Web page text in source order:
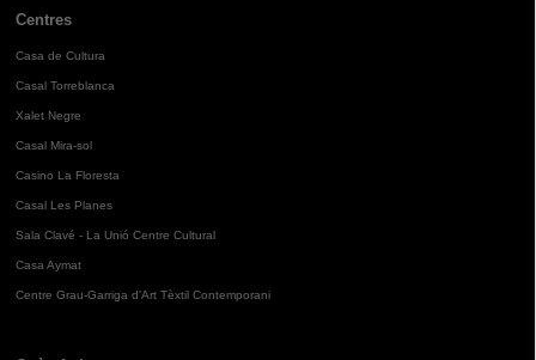
Centres
Casa de Cultura
Casal Torreblanca
Xalet Negre
Casal Mira-sol
Casino La Floresta
Casal Les Planes
Sala Clavé - La Unió Centre Cultural
Casa Aymat
Centre Grau-Garriga d'Art Tèxtil Contemporani